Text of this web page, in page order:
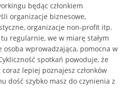
będąc członkiem
organizacje biznesowe,
organizacje non-profit itp.
regularnie, we w miarę stałym
osoba wprowadzająca, pomocna w
spotkań powoduje, że
lepiej poznajesz członków
dość szybko masz do czynienia z